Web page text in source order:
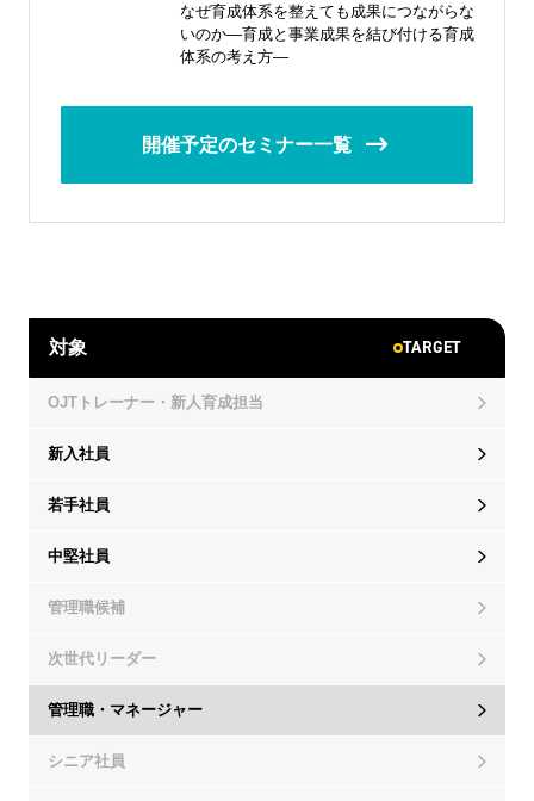
なぜ育成体系を整えても成果につながらな
いのか―育成と事業成果を結び付ける育成
体系の考え方―
開催予定のセミナー一覧
対象 TARGET
OJTトレーナー・新人育成担当
新入社員
若手社員
中堅社員
管理職候補
次世代リーダー
管理職・マネージャー
シニア社員